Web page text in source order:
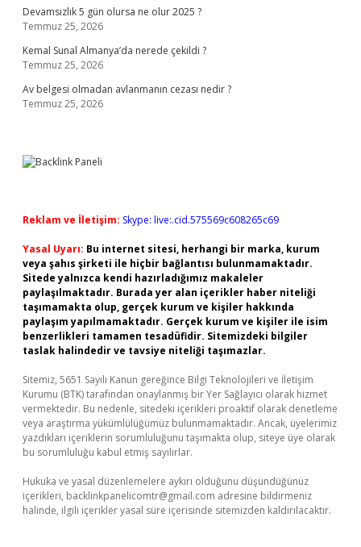
Devamsızlık 5 gün olursa ne olur 2025 ?
Temmuz 25, 2026
Kemal Sunal Almanya’da nerede çekildi ?
Temmuz 25, 2026
Av belgesi olmadan avlanmanın cezası nedir ?
Temmuz 25, 2026
Reklam ve İletişim: Skype: live:.cid.575569c608265c69
Yasal Uyarı: Bu internet sitesi, herhangi bir marka, kurum
veya şahıs şirketi ile hiçbir bağlantısı bulunmamaktadır.
Sitede yalnızca kendi hazırladığımız makaleler
paylaşılmaktadır. Burada yer alan içerikler haber niteliği
taşımamakta olup, gerçek kurum ve kişiler hakkında
paylaşım yapılmamaktadır. Gerçek kurum ve kişiler ile isim
benzerlikleri tamamen tesadüfidir. Sitemizdeki bilgiler
taslak halindedir ve tavsiye niteliği taşımazlar.
Sitemiz, 5651 Sayılı Kanun gereğince Bilgi Teknolojileri ve İletişim
Kurumu (BTK) tarafından onaylanmış bir Yer Sağlayıcı olarak hizmet
vermektedir. Bu nedenle, sitedeki içerikleri proaktif olarak denetleme
veya araştırma yükümlülüğümüz bulunmamaktadır. Ancak, üyelerimiz
yazdıkları içeriklerin sorumluluğunu taşımakta olup, siteye üye olarak
bu sorumluluğu kabul etmiş sayılırlar.
Hukuka ve yasal düzenlemelere aykırı olduğunu düşündüğünüz
içerikleri, backlinkpanelicomtr@gmail.com adresine bildirmeniz
halinde, ilgili içerikler yasal süre içerisinde sitemizden kaldırılacaktır.